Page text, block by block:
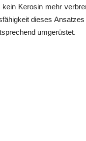
kein Kerosin mehr
dieses
umgerüstet.